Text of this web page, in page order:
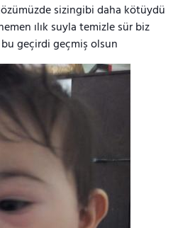
sizingibi daha kötüydü
ılık suyla temizle sür biz
geçirdi geçmiş olsun